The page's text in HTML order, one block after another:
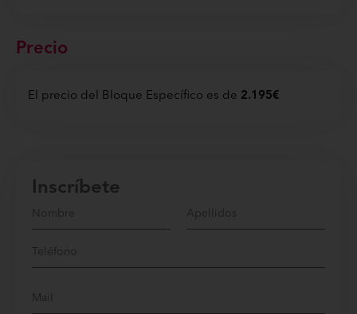
Precio
El precio del Bloque Específico es de 2.195€
Inscríbete